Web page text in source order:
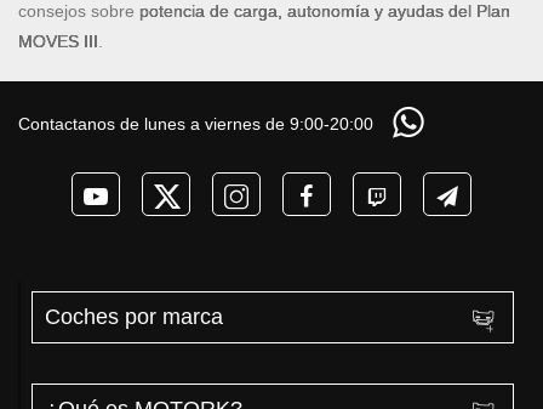
consejos sobre potencia de carga, autonomía y ayudas del Plan
MOVES III.
Contactanos de lunes a viernes de 9:00-20:00
Coches por marca